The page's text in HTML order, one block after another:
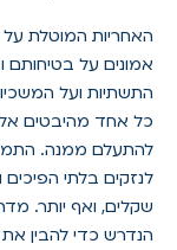
האחריות המוטלת
אמונים על בטיחותם
התשתיות ועל
כל אחד מהיבטים
להתעלם ממנה.
לנזקים בלתי
שקלים, ואף יותר.
הנדרש כדי להבין